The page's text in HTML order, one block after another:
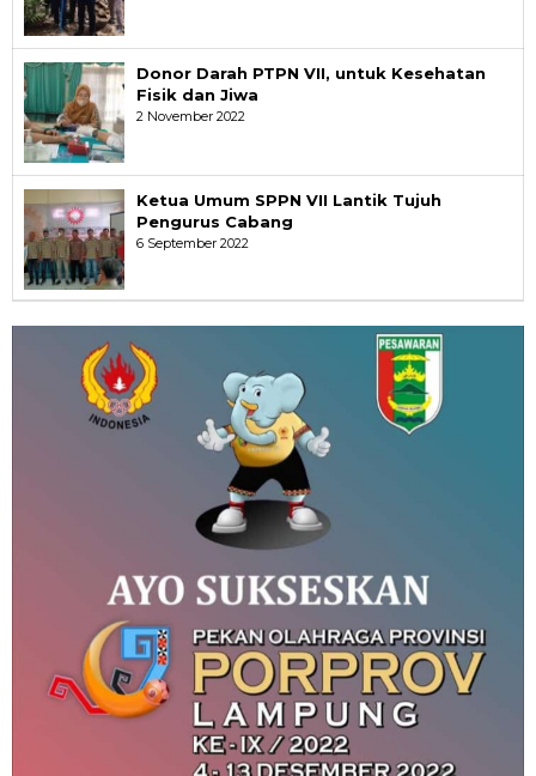
Donor Darah PTPN VII, untuk Kesehatan
Fisik dan Jiwa
2 November 2022
Ketua Umum SPPN VII Lantik Tujuh
Pengurus Cabang
6 September 2022